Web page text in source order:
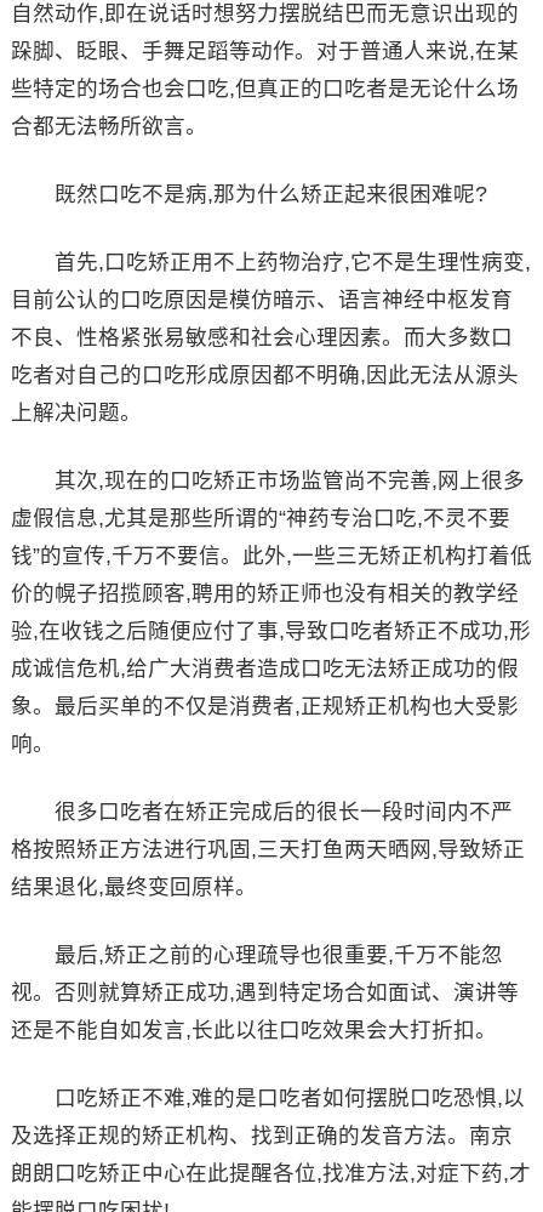
自然动作,即在说话时想努力摆脱结巴而无意识出现的
跺脚、眨眼、手舞足蹈等动作。对于普通人来说,在某
些特定的场合也会口吃,但真正的口吃者是无论什么场
合都无法畅所欲言。
既然口吃不是病,那为什么矫正起来很困难呢?
首先,口吃矫正用不上药物治疗,它不是生理性病变,
目前公认的口吃原因是模仿暗示、语言神经中枢发育
不良、性格紧张易敏感和社会心理因素。而大多数口
吃者对自己的口吃形成原因都不明确,因此无法从源头
上解决问题。
其次,现在的口吃矫正市场监管尚不完善,网上很多
虚假信息,尤其是那些所谓的“神药专治口吃,不灵不要
钱”的宣传,千万不要信。此外,一些三无矫正机构打着低
价的幌子招揽顾客,聘用的矫正师也没有相关的教学经
验,在收钱之后随便应付了事,导致口吃者矫正不成功,形
成诚信危机,给广大消费者造成口吃无法矫正成功的假
象。最后买单的不仅是消费者,正规矫正机构也大受影
响。
很多口吃者在矫正完成后的很长一段时间内不严
格按照矫正方法进行巩固,三天打鱼两天晒网,导致矫正
结果退化,最终变回原样。
最后,矫正之前的心理疏导也很重要,千万不能忽
视。否则就算矫正成功,遇到特定场合如面试、演讲等
还是不能自如发言,长此以往口吃效果会大打折扣。
口吃矫正不难,难的是口吃者如何摆脱口吃恐惧,以
及选择正规的矫正机构、找到正确的发音方法。南京
朗朗口吃矫正中心在此提醒各位,找准方法,对症下药,才